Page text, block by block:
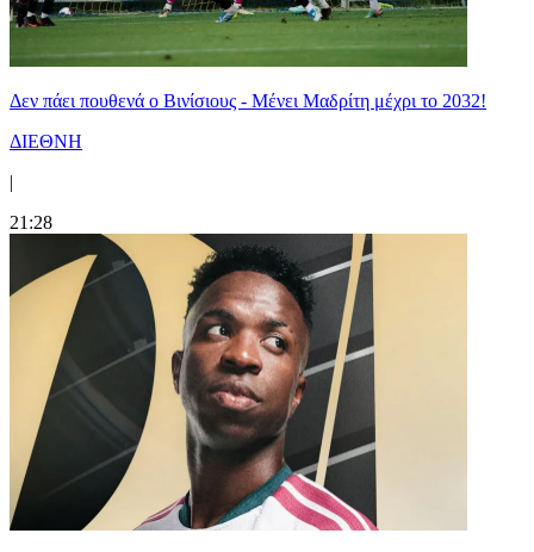
Δεν πάει πουθενά ο Βινίσιους - Μένει Μαδρίτη μέχρι το 2032!
ΔΙΕΘΝΗ
|
21:28